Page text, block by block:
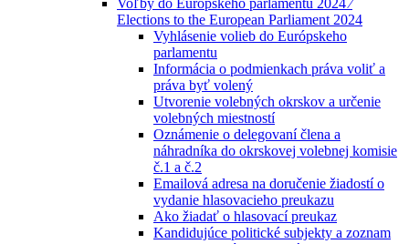
Voľby do Európskeho parlamentu 2024 ⁄
Elections to the European Parliament 2024
Vyhlásenie volieb do Európskeho
parlamentu
Informácia o podmienkach práva voliť a
práva byť volený
Utvorenie volebných okrskov a určenie
volebných miestností
Oznámenie o delegovaní člena a
náhradníka do okrskovej volebnej komisie
č.1 a č.2
Emailová adresa na doručenie žiadostí o
vydanie hlasovacieho preukazu
Ako žiadať o hlasovací preukaz
Kandidujúce politické subjekty a zoznam